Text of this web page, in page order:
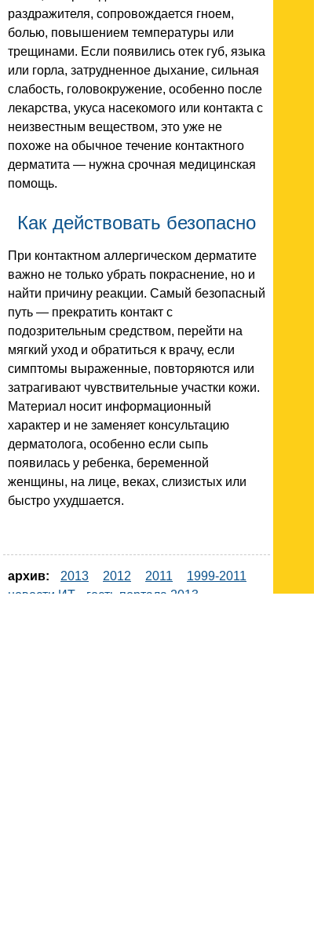
раздражителя, сопровождается гноем,
болью, повышением температуры или
трещинами. Если появились отек губ, языка
или горла, затрудненное дыхание, сильная
слабость, головокружение, особенно после
лекарства, укуса насекомого или контакта с
неизвестным веществом, это уже не
похоже на обычное течение контактного
дерматита — нужна срочная медицинская
помощь.
Как действовать безопасно
При контактном аллергическом дерматите
важно не только убрать покраснение, но и
найти причину реакции. Самый безопасный
путь — прекратить контакт с
подозрительным средством, перейти на
мягкий уход и обратиться к врачу, если
симптомы выраженные, повторяются или
затрагивают чувствительные участки кожи.
Материал носит информационный
характер и не заменяет консультацию
дерматолога, особенно если сыпь
появилась у ребенка, беременной
женщины, на лице, веках, слизистых или
быстро ухудшается.
архив: 2013 2012 2011
1999-2011
новости ИТ
гость портала 2013